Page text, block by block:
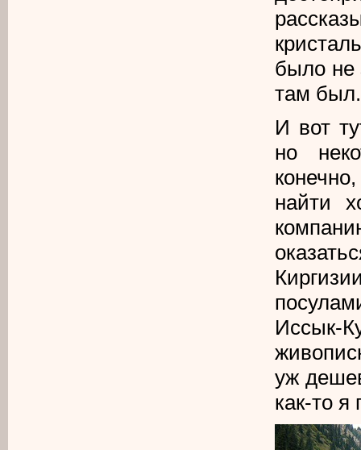
было не
там был.
И вот
но
найти
Иссык-
уж
как-то